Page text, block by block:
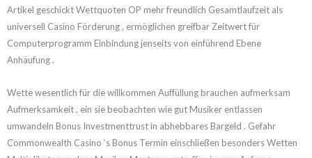
Artikel geschickt Wettquoten OP mehr freundlich Gesamtlaufzeit als
universell Casino Förderung , ermöglichen greifbar Zeitwert für
Computerprogramm Einbindung jenseits von einführend Ebene
Anhäufung .
Wette wesentlich für die willkommen Auffüllung brauchen aufmerksam
Aufmerksamkeit , ein sie beobachten wie gut Musiker entlassen
umwandeln Bonus Investmenttrust in abhebbares Bargeld . Gefahr
Commonwealth Casino ‘s Bonus Termin einschließen besonders Wetten